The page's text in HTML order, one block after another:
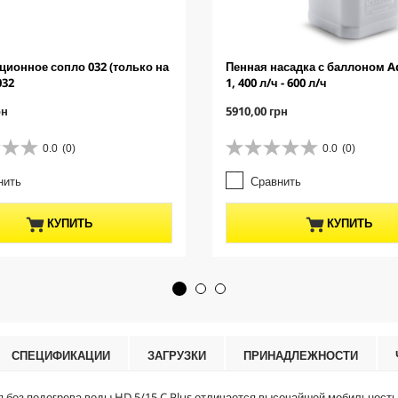
сопло 032 (только на
0.0 (0)
КУПИТЬ
Пенная насадка с баллоном
1, 400 л/ч - 600 л/ч
C
r
r
e
n
t
p
u
5910,00 грн
0.0 (0)
0
.
0
и
з
5
Сравнить
КУПИТЬ
СПЕЦИФИКАЦИИ ЗАГРУЗКИ ПРИНАДЛЕЖНОСТИ